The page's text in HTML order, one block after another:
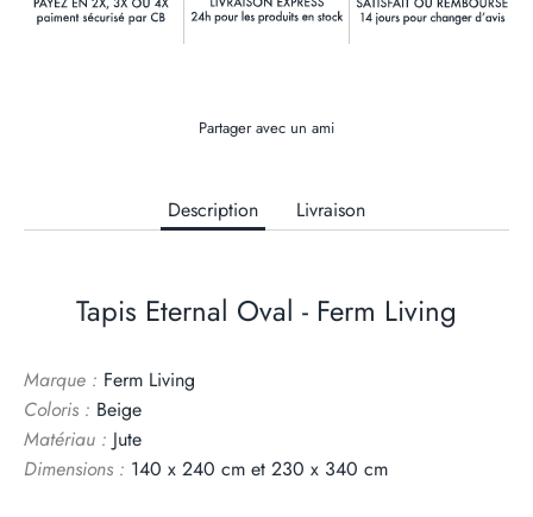
Partager avec un ami
Description Livraison
Tapis Eternal Oval - Ferm Living
Marque : Ferm Living
Coloris : Beige
Matériau : Jute
Dimensions : 140 x 240 cm et 230 x 340 cm